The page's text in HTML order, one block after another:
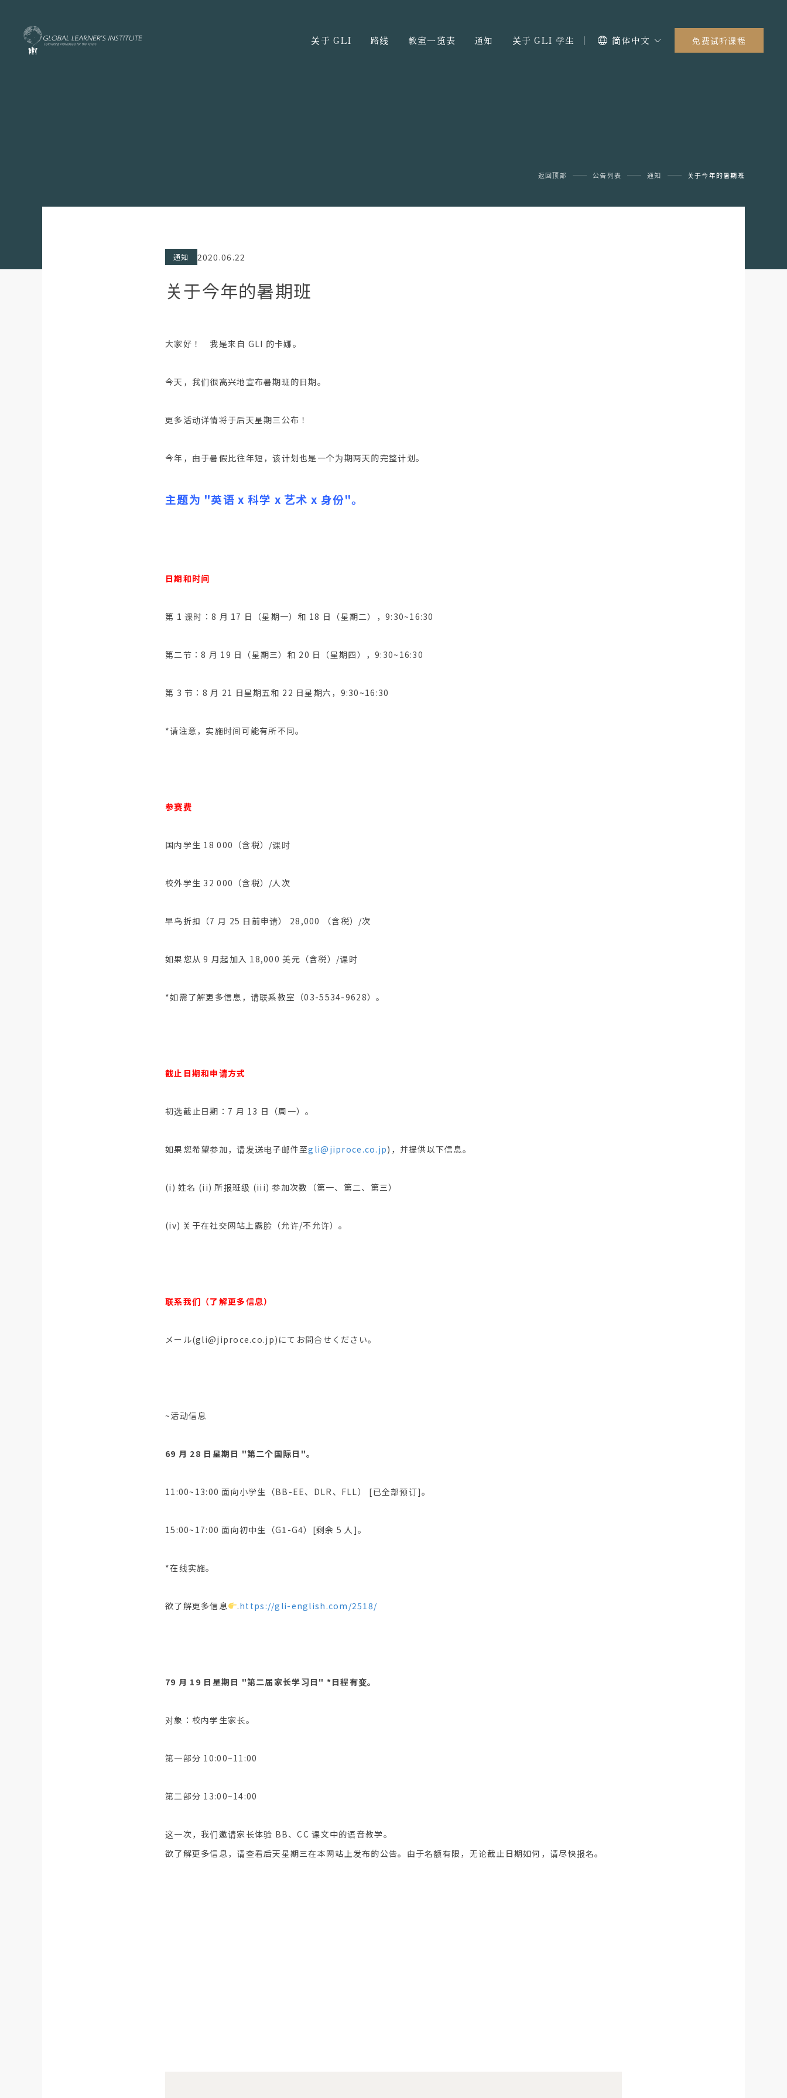
关于 GLI 路线 教室一览表 通知 关于 GLI 学生 简体中文 免费试听课程
返回顶部 公告列表 通知 关于今年的暑期班
通知 2020.06.22
关于今年的暑期班
大家好！ 我是来自 GLI 的卡娜。
今天，我们很高兴地宣布暑期班的日期。
更多活动详情将于后天星期三公布！
今年，由于暑假比往年短，该计划也是一个为期两天的完整计划。
主题为 "英语 x 科学 x 艺术 x 身份"。
日期和时间
第 1 课时：8 月 17 日（星期一）和 18 日（星期二），9:30~16:30
第二节：8 月 19 日（星期三）和 20 日（星期四），9:30~16:30
第 3 节：8 月 21 日星期五和 22 日星期六，9:30~16:30
*请注意，实施时间可能有所不同。
参赛费
国内学生 18 000（含税）/课时
校外学生 32 000（含税）/人次
早鸟折扣（7 月 25 日前申请） 28,000 （含税）/次
如果您从 9 月起加入 18,000 美元（含税）/课时
*如需了解更多信息，请联系教室（03-5534-9628）。
截止日期和申请方式
初选截止日期：7 月 13 日（周一）。
如果您希望参加，请发送电子邮件至gli@jiproce.co.jp)，并提供以下信息。
(i) 姓名 (ii) 所报班级 (iii) 参加次数（第一、第二、第三）
(iv) 关于在社交网站上露脸（允许/不允许）。
联系我们（了解更多信息）
メール(gli@jiproce.co.jp)にてお問合せください。
~活动信息
69 月 28 日星期日 "第二个国际日"。
11:00~13:00 面向小学生（BB-EE、DLR、FLL） [已全部预订]。
15:00~17:00 面向初中生（G1-G4）[剩余 5 人]。
*在线实施。
欲了解更多信息 .https://gli-english.com/2518/
79 月 19 日星期日 "第二届家长学习日" *日程有变。
对象：校内学生家长。
第一部分 10:00~11:00
第二部分 13:00~14:00
这一次，我们邀请家长体验 BB、CC 课文中的语音教学。
欲了解更多信息，请查看后天星期三在本网站上发布的公告。由于名额有限，无论截止日期如何，请尽快报名。